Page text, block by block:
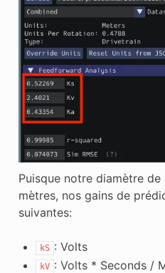
Puisque notre diamètre
mètres, nos gains de
suivantes:
kS : Volts
kV : Volts * Seconds /